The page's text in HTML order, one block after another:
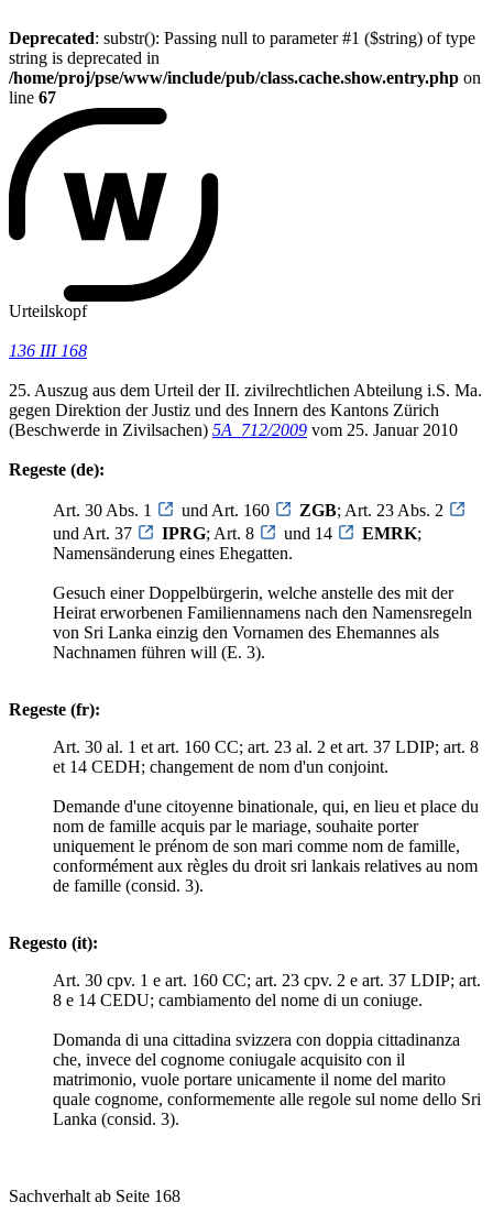
Deprecated: substr(): Passing null to parameter #1 ($string) of type
string is deprecated in
/home/proj/pse/www/include/pub/class.cache.show.entry.php on
line 67
Urteilskopf
136 III 168
25. Auszug aus dem Urteil der II. zivilrechtlichen Abteilung i.S. Ma.
gegen Direktion der Justiz und des Innern des Kantons Zürich
(Beschwerde in Zivilsachen) 5A_712/2009 vom 25. Januar 2010
Regeste (de):
Art. 30 Abs. 1 und Art. 160 ZGB; Art. 23 Abs. 2
und Art. 37
IPRG; Art. 8 und 14 EMRK;
Namensänderung eines Ehegatten.
Gesuch einer Doppelbürgerin, welche anstelle des mit der
Heirat erworbenen Familiennamens nach den Namensregeln
von Sri Lanka einzig den Vornamen des Ehemannes als
Nachnamen führen will (E. 3).
Regeste (fr):
Art. 30 al. 1 et art. 160 CC; art. 23 al. 2 et art. 37 LDIP; art. 8
et 14 CEDH; changement de nom d'un conjoint.
Demande d'une citoyenne binationale, qui, en lieu et place du
nom de famille acquis par le mariage, souhaite porter
uniquement le prénom de son mari comme nom de famille,
conformément aux règles du droit sri lankais relatives au nom
de famille (consid. 3).
Regesto (it):
Art. 30 cpv. 1 e art. 160 CC; art. 23 cpv. 2 e art. 37 LDIP; art.
8 e 14 CEDU; cambiamento del nome di un coniuge.
Domanda di una cittadina svizzera con doppia cittadinanza
che, invece del cognome coniugale acquisito con il
matrimonio, vuole portare unicamente il nome del marito
quale cognome, conformemente alle regole sul nome dello Sri
Lanka (consid. 3).
Sachverhalt ab Seite 168